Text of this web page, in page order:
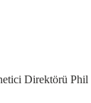
Direktörü